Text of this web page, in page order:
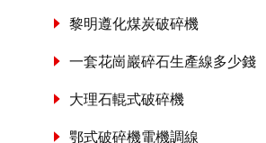
黎明遵化煤炭破碎機
一套花崗巖碎石生產線多少錢
大理石輥式破碎機
鄂式破碎機電機調線